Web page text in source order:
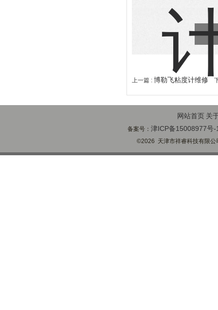
上一篇 : 博勒飞粘度计维修
网站首页 关
备案号：津ICP备15008977号-
©2026 天津市祥睿科技有限公